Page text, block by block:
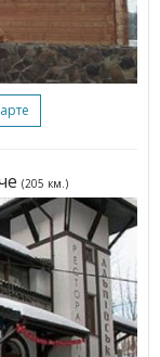
(205 км.)